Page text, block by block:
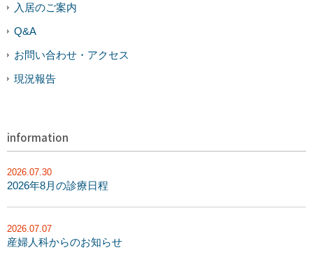
入居のご案内
Q&A
お問い合わせ・アクセス
現況報告
information
2026.07.30
2026年8月の診療日程
2026.07.07
産婦人科からのお知らせ